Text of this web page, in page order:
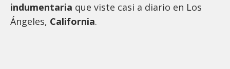
indumentaria que viste casi a diario en Los
Ángeles, California.